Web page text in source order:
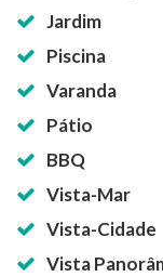
Jardim
Piscina
Varanda
Pátio
BBQ
Vista-Mar
Vista-Cidade
Vista